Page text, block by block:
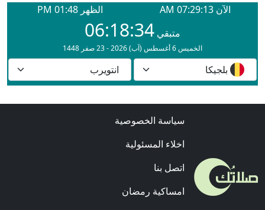
سياسة الخصوصية
اخلاء المسئولية
اتصل بنا
امساكية رمضان